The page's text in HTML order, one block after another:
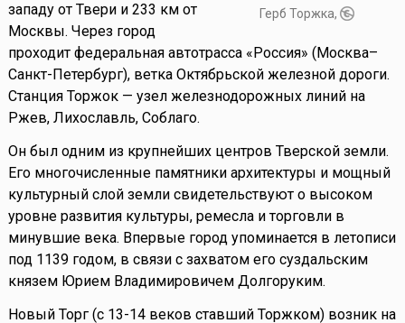
Герб Торжка,
западу от Твери и 233 км от
Москвы. Через город
проходит федеральная автотрасса «Россия» (Москва–
Санкт-Петербург), ветка Октябрьской железной дороги.
Станция Торжок — узел железнодорожных линий на
Ржев, Лихославль, Соблаго.
Он был одним из крупнейших центров Тверской земли.
Его многочисленные памятники архитектуры и мощный
культурный слой земли свидетельствуют о высоком
уровне развития культуры, ремесла и торговли в
минувшие века. Впервые город упоминается в летописи
под 1139 годом, в связи с захватом его суздальским
князем Юрием Владимировичем Долгоруким.
Новый Торг (c 13-14 веков ставший Торжком) возник на